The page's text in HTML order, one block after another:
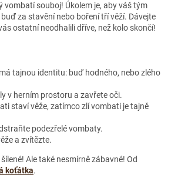
vombatí souboj! Úkolem je, aby váš tým
za stavění nebo boření tří věží. Dávejte
ostatní neodhalili dříve, než kolo skončí!
tajnou identitu: buď hodného, nebo zlého
v herním prostoru a zavřete oči.
staví věže, zatímco zlí vombati je tajně
podezřelé vombaty.
a zvítězte.
Ale také nesmírně zábavné! Od
koťátka.